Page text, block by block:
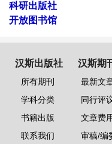
科研出版社
开放图书馆
汉斯出版社
所有期刊
学科分类
书籍出版
联系我们
汉斯期
最新文
同行评
文章费
审稿/编